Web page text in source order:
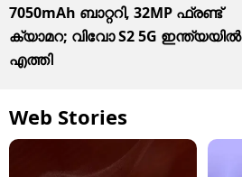
7050mAh ബാറ്ററി, 32MP ഫ്രണ്ട്
ക്യാമറ; വിവോ S2 5G ഇന്ത്യയിൽ
എത്തി
Web Stories